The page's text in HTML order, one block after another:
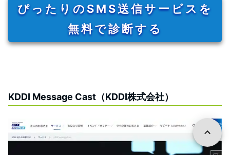
ぴったりのSMS送信サービスを
無料で診断する
KDDI Message Cast（KDDI株式会社）